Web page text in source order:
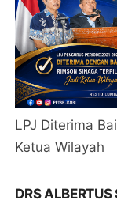
LPJ Diterima
Ketua Wilayah
DRS